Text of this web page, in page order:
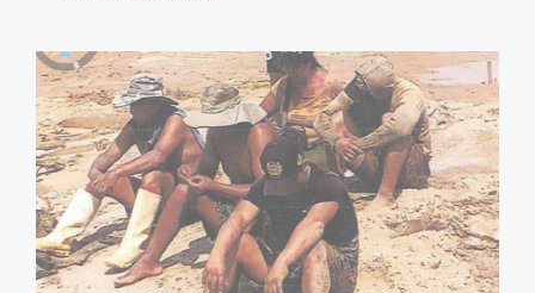
mineros-ilegales—la-
pampa—fema